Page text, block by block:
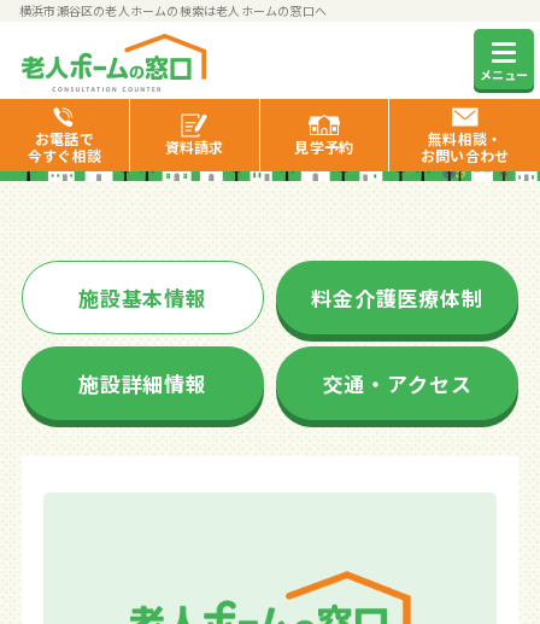
横浜市瀬谷区の老人ホームの検索は老人ホームの窓口へ
メニュー
お電話で
今すぐ相談
資料請求 見学予約
無料相談・
お問い合わせ
サンライズ・ヴィラ瀬谷
施設基本情報 料金介護医療体制
施設詳細情報 交通・アクセス